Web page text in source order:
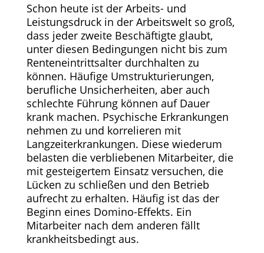
Schon heute ist der Arbeits- und
Leistungsdruck in der Arbeitswelt so groß,
dass jeder zweite Beschäftigte glaubt,
unter diesen Bedingungen nicht bis zum
Renteneintrittsalter durchhalten zu
können. Häufige Umstrukturierungen,
berufliche Unsicherheiten, aber auch
schlechte Führung können auf Dauer
krank machen. Psychische Erkrankungen
nehmen zu und korrelieren mit
Langzeiterkrankungen. Diese wiederum
belasten die verbliebenen Mitarbeiter, die
mit gesteigertem Einsatz versuchen, die
Lücken zu schließen und den Betrieb
aufrecht zu erhalten. Häufig ist das der
Beginn eines Domino-Effekts. Ein
Mitarbeiter nach dem anderen fällt
krankheitsbedingt aus.